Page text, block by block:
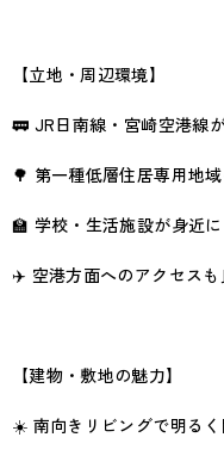
【立地・周辺環境】
🚃 JR日南線・宮崎空港線
🌳 第一種低層住居専用地
🏫 学校・生活施設が身近
✈️ 空港方面へのアクセス
【建物・敷地の魅力】
☀️ 南向きリビングで明る